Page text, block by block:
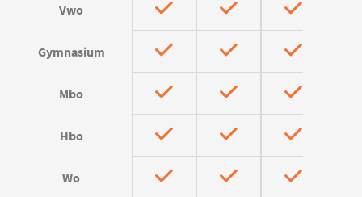
Vwo
Gymnasium
Mbo
Hbo
Wo